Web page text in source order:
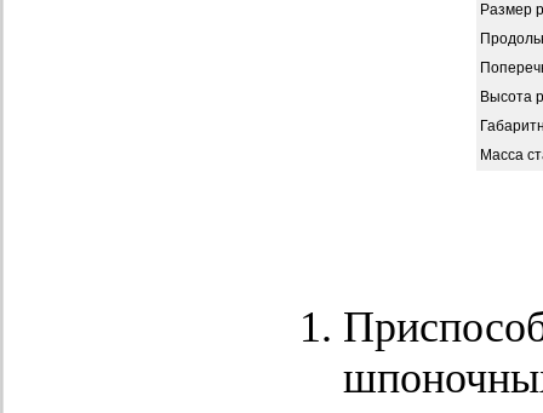
Размер
Высота
Масса